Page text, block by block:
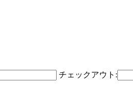
チェックアウト: